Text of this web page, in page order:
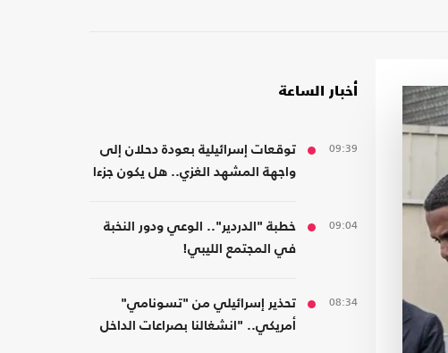
أخبار الساعة
09:39
توقعات إسرائيلية بعودة دحلان إلى
واجهة المشهد الغزي.. هل يكون جزءا
09:04
خطبة "الدردير".. الوعي ودور النخبة
في المجتمع الليبي!
08:34
تحذير إسرائيلي من "تسونامي"
أمريكي.. "انشغالنا بصراعات الداخل